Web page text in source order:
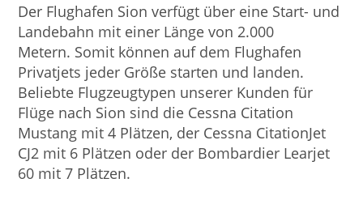
Der Flughafen Sion verfügt über eine Start- und
Landebahn mit einer Länge von 2.000
Metern. Somit können auf dem Flughafen
Privatjets jeder Größe starten und landen.
Beliebte Flugzeugtypen unserer Kunden für
Flüge nach Sion sind die Cessna Citation
Mustang mit 4 Plätzen, der Cessna CitationJet
CJ2 mit 6 Plätzen oder der Bombardier Learjet
60 mit 7 Plätzen.